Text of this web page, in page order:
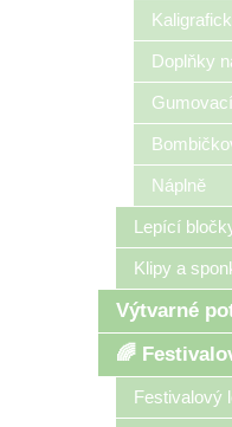
Doplňky
Náplně
Lepící
Klipy a
Výtvarné
🌈
Festivalový